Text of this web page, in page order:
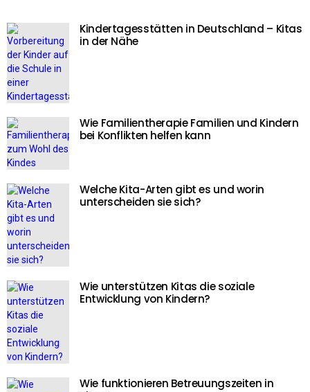
Kindertagesstätten in Deutschland – Kitas
in der Nähe
Wie Familientherapie Familien und Kindern
bei Konflikten helfen kann
Welche Kita-Arten gibt es und worin
unterscheiden sie sich?
Wie unterstützen Kitas die soziale
Entwicklung von Kindern?
Wie funktionieren Betreuungszeiten in